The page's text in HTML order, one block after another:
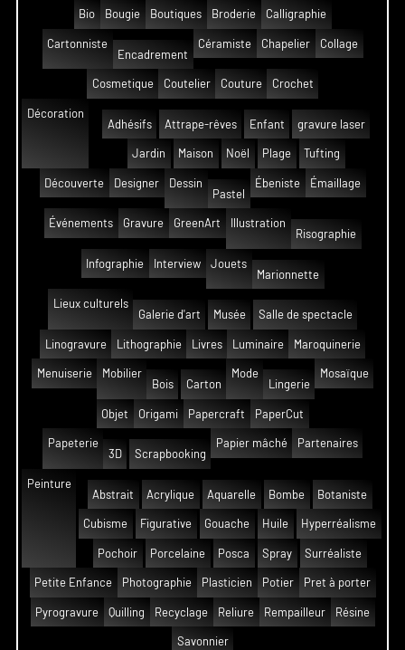
Bio Bougie Boutiques Broderie Calligraphie
Cartonniste
Encadrement
Céramiste Chapelier Collage
Cosmetique Coutelier Couture Crochet
Décoration
Adhésifs
Attrape-rêves Enfant gravure laser
Jardin Maison Noël Plage Tufting
Découverte Designer
Dessin
Pastel
Ébeniste Émaillage
Événements Gravure GreenArt
Illustration
Risographie
Infographie Interview
Jouets
Marionnette
Lieux culturels
Galerie d'art
Musée Salle de spectacle
Linogravure Lithographie Livres Luminaire Maroquinerie
Menuiserie
Mobilier
Bois
Carton
Mode
Lingerie
Mosaïque
Objet Origami Papercraft PaperCut
Papeterie
3D
Scrapbooking
Papier mâché Partenaires
Peinture
Abstrait
Acrylique Aquarelle Bombe Botaniste
Cubisme Figurative Gouache Huile Hyperréalisme
Pochoir Porcelaine Posca Spray Surréaliste
Petite Enfance Photographie Plasticien Potier Pret à porter
Pyrogravure Quilling Recyclage Reliure Rempailleur Résine
Savonnier